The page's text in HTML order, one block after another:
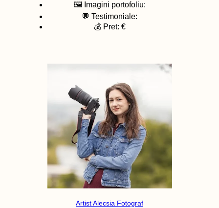
🖼️ Imagini portofoliu:
💬 Testimoniale:
💰 Pret: €
Artist Alecsia Fotograf